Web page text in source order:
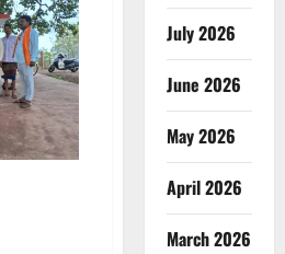
July 2026
June 2026
May 2026
April 2026
March 2026